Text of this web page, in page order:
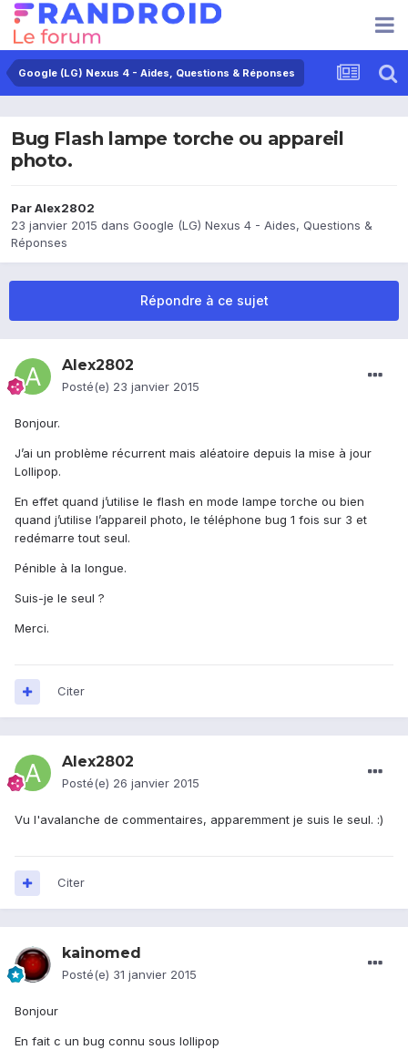
Google (LG) Nexus 4 - Aides, Questions & Réponses
Bug Flash lampe torche ou appareil
photo.
ParAlex2802
23 janvier 2015 dans Google (LG) Nexus 4 - Aides, Questions &
Réponses
Répondre à ce sujet
Alex2802
Posté(e) 23 janvier 2015
Bonjour.
J’ai un problème récurrent mais aléatoire depuis la mise à jour
Lollipop.
En effet quand j’utilise le flash en mode lampe torche ou bien
quand j’utilise l’appareil photo, le téléphone bug 1 fois sur 3 et
redémarre tout seul.
Pénible à la longue.
Suis-je le seul ?
Merci.
Citer
Alex2802
Posté(e) 26 janvier 2015
Vu l'avalanche de commentaires, apparemment je suis le seul. :)
Citer
kainomed
Posté(e) 31 janvier 2015
Bonjour
En fait c un bug connu sous lollipop